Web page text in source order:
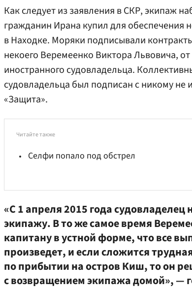
Как следует из заявления в СКР, экипаж
гражданин Ирана купил для обеспечения
в Находке. Моряки подписывали
некоего Веремеенко Виктора Львовича,
иностранного судовладельца.
судовладельца был подписан с никому
«Защита».
Читайте также
Селфи попало под обстрел
«С 1 апреля 2015 года судовладелец
экипажу. В то же самое время
капитану в устной форме, что все
произведет, и если сложится
по прибытии на остров Киш, то он
с возвращением экипажа домой», —